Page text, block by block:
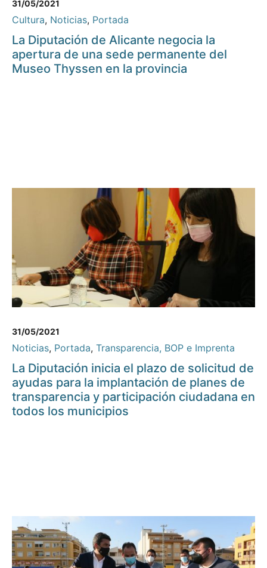
31/05/2021
Cultura, Noticias, Portada
La Diputación de Alicante negocia la
apertura de una sede permanente del
Museo Thyssen en la provincia
31/05/2021
Noticias, Portada, Transparencia, BOP e Imprenta
La Diputación inicia el plazo de solicitud de
ayudas para la implantación de planes de
transparencia y participación ciudadana en
todos los municipios